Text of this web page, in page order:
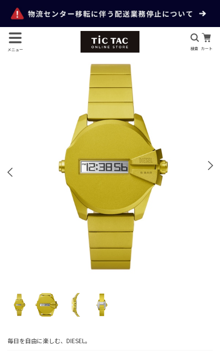
メニュー 検索 カート
毎日を自由に楽しむ、DIESEL。